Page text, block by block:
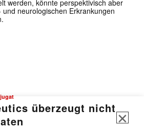
werden, könnte perspektivisch aber
neurologischen Erkrankungen
überzeugt nicht